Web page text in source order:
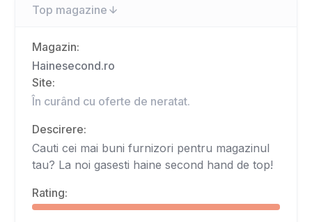
Top magazine
Magazin:
Hainesecond.ro
Site:
În curând cu oferte de neratat.
Descirere:
Cauti cei mai buni furnizori pentru magazinul
tau? La noi gasesti haine second hand de top!
Rating: